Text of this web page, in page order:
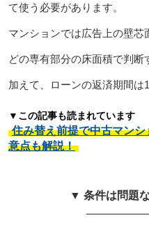
て使う必要があります。
マンションでは広告上の壁
どの専有部分の床面積で判断
加えて、ローンの返済期間は
▼この記事も読まれています
住み替え前提で中古マン
意点も解説！
▼ 条件は問題